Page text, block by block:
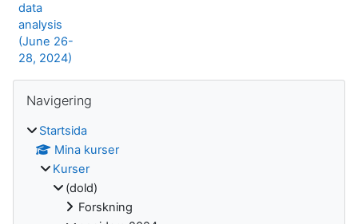
data
analysis
(June 26-
28, 2024)
Navigering
Startsida
Mina kurser
Kurser
(dold)
Forskning